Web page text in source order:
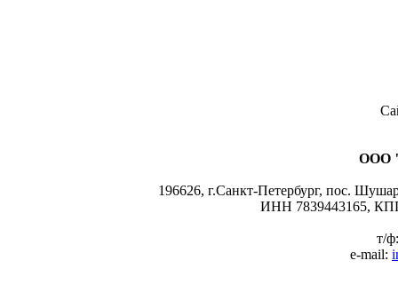
ООО
196626, г.Санкт-Петербург, пос.
ИНН 7839443165,
т/
e-mail: